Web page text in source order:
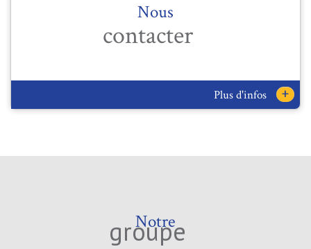
Nous
contacter
Plus d'infos +
Notre
groupe